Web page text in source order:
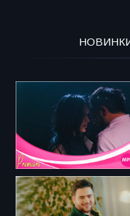
НОВИНКИ